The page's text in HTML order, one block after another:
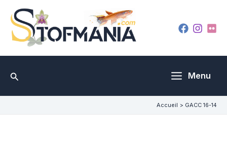
contenu
Rechercher Menu
Accueil GACC 16-14